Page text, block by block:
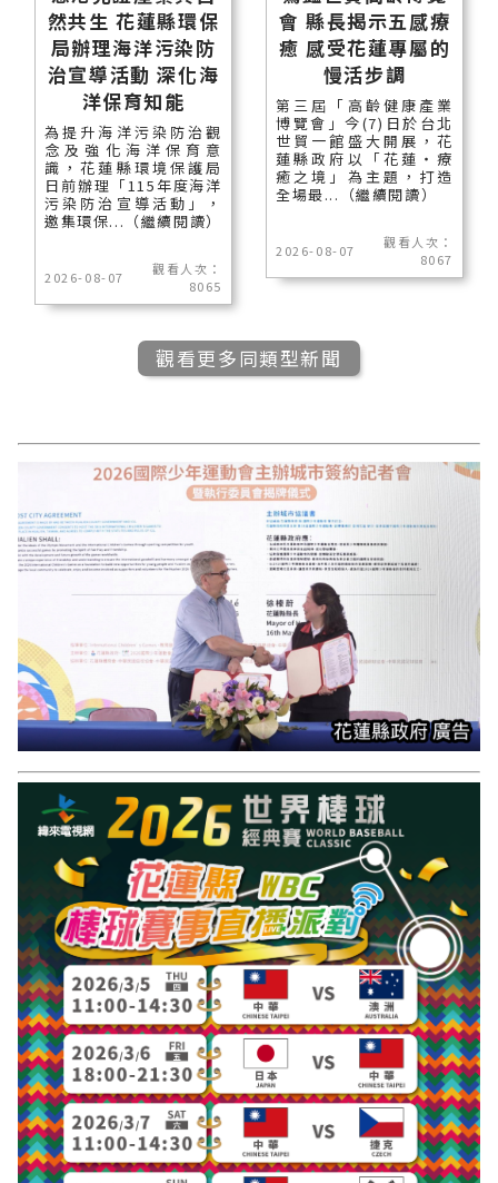
然共生 花蓮縣環保
局辦理海洋污染防
治宣導活動 深化海
洋保育知能
為提升海洋污染防治觀
念及強化海洋保育意
識，花蓮縣環境保護局
日前辦理「115年度海洋
污染防治宣導活動」，
邀集環保...（繼續閱讀）
2026-08-07
觀看人次：
8065
會 縣長揭示五感療
癒 感受花蓮專屬的
慢活步調
第三屆「高齡健康產業
博覽會」今(7)日於台北
世貿一館盛大開展，花
蓮縣政府以「花蓮‧療
癒之境」為主題，打造
全場最...（繼續閱讀）
2026-08-07
觀看人次：
8067
觀看更多同類型新聞